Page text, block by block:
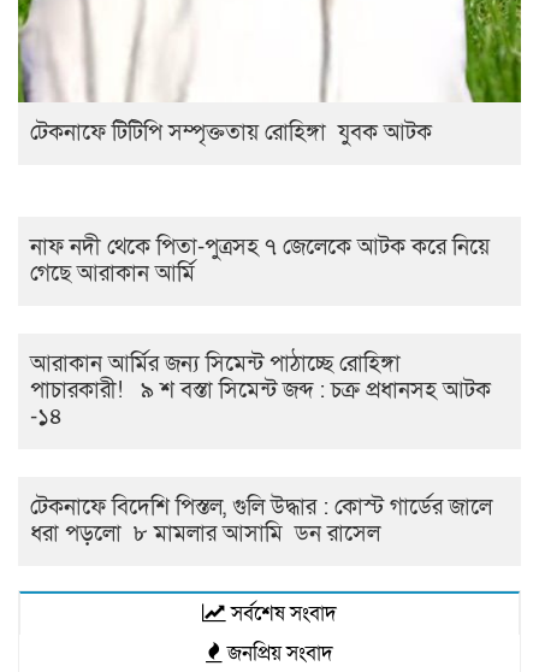
টেকনাফে টিটিপি সম্পৃক্ততায় রোহিঙ্গা যুবক আটক
নাফ নদী থেকে পিতা-পুত্রসহ ৭ জেলেকে আটক করে নিয়ে
গেছে আরাকান আর্মি
আরাকান আর্মির জন্য সিমেন্ট পাঠাচ্ছে রোহিঙ্গা
পাচারকারী! ৯ শ বস্তা সিমেন্ট জব্দ : চক্র প্রধানসহ আটক
-১৪
টেকনাফে বিদেশি পিস্তল, গুলি উদ্ধার : কোস্ট গার্ডের জালে
ধরা পড়লো ৮ মামলার আসামি ডন রাসেল
সর্বশেষ সংবাদ
জনপ্রিয় সংবাদ